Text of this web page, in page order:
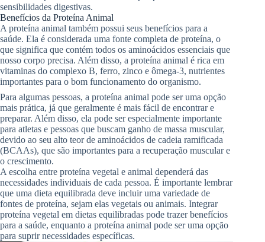
sensibilidades digestivas.
Benefícios da Proteína Animal
A proteína animal também possui seus benefícios para a
saúde. Ela é considerada uma fonte completa de proteína, o
que significa que contém todos os aminoácidos essenciais que
nosso corpo precisa. Além disso, a proteína animal é rica em
vitaminas do complexo B, ferro, zinco e ômega-3, nutrientes
importantes para o bom funcionamento do organismo.
Para algumas pessoas, a proteína animal pode ser uma opção
mais prática, já que geralmente é mais fácil de encontrar e
preparar. Além disso, ela pode ser especialmente importante
para atletas e pessoas que buscam ganho de massa muscular,
devido ao seu alto teor de aminoácidos de cadeia ramificada
(BCAAs), que são importantes para a recuperação muscular e
o crescimento.
A escolha entre proteína vegetal e animal dependerá das
necessidades individuais de cada pessoa. É importante lembrar
que uma dieta equilibrada deve incluir uma variedade de
fontes de proteína, sejam elas vegetais ou animais. Integrar
proteína vegetal em dietas equilibradas pode trazer benefícios
para a saúde, enquanto a proteína animal pode ser uma opção
para suprir necessidades específicas.